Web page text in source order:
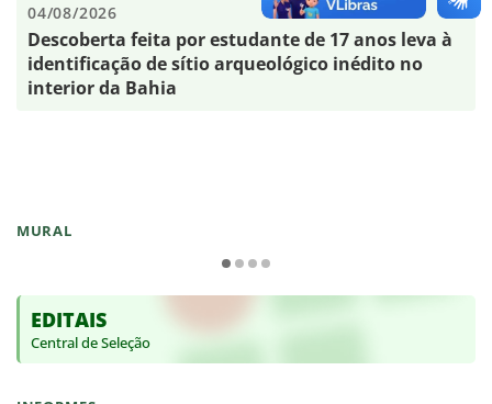
MURAL
EDITAIS
Central de Seleção
04/08/2026
Descoberta feita por estudante de 17 anos leva à
identificação de sítio arqueológico inédito no
interior da Bahia